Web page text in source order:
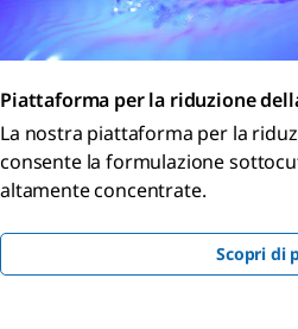
Piattaforma per la riduzione
La nostra piattaforma per la
consente la formulazione
altamente concentrate.
Scopri di